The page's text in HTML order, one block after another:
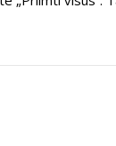
bei kuriant
diegimą
co-
ir darbo